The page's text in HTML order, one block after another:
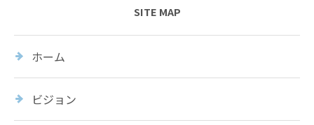
SITE MAP
ホーム
ビジョン